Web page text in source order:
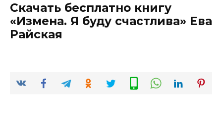
Скачать бесплатно книгу
«Измена. Я буду счастлива» Ева
Райская